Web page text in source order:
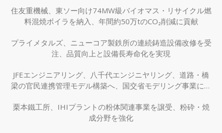
住友重機械、東ソー向け74MW級バイオマス・リサイクル燃
料混焼ボイラを納入、年間約50万tのCO₂削減に貢献
プライメタルズ、ニューコア製鉄所の連続鋳造設備改修を受
注、品質向上と設備長寿命化を実現
JFEエンジニアリング、八千代エンジニヤリング、道路・橋
梁の官民連携管理モデル構築へ、国交省モデリング事業に採
栗本鐵工所、IHIプラントの粉体関連事業を譲受、粉砕・焼
成分野を強化